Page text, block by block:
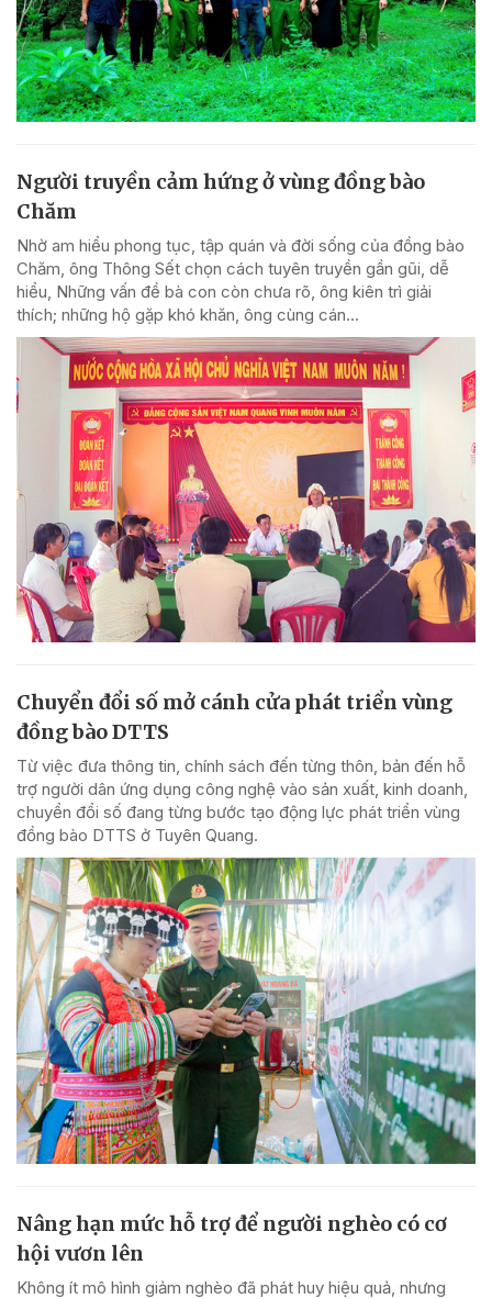
Người truyền cảm hứng ở vùng đồng bào
Chăm
Nhờ am hiểu phong tục, tập quán và đời sống của đồng bào
Chăm, ông Thông Sết chọn cách tuyên truyền gần gũi, dễ
hiểu, Những vấn đề bà con còn chưa rõ, ông kiên trì giải
thích; những hộ gặp khó khăn, ông cùng cán...
Chuyển đổi số mở cánh cửa phát triển vùng
đồng bào DTTS
Từ việc đưa thông tin, chính sách đến từng thôn, bản đến hỗ
trợ người dân ứng dụng công nghệ vào sản xuất, kinh doanh,
chuyển đổi số đang từng bước tạo động lực phát triển vùng
đồng bào DTTS ở Tuyên Quang.
Nâng hạn mức hỗ trợ để người nghèo có cơ
hội vươn lên
Không ít mô hình giảm nghèo đã phát huy hiệu quả, nhưng